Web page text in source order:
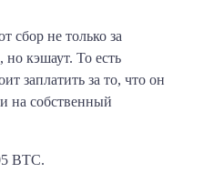
сбор не только за
но кэшаут. То есть
заплатить за то, что он
на собственный
BTC.